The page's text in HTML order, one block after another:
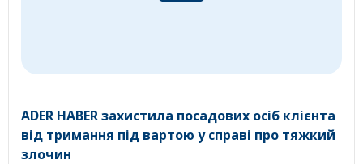
ADER HABER захистила посадових осіб клієнта
від тримання під вартою у справі про тяжкий
злочин